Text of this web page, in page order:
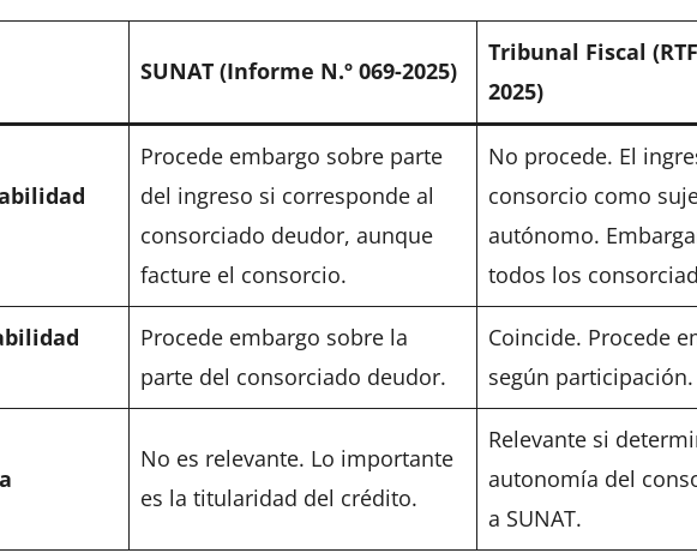
SUNAT (Informe N.º 069-2025)
Tribunal Fiscal
2025)
Procede embargo sobre parte
del ingreso si corresponde al
consorciado deudor, aunque
facture el consorcio.
No procede. El
consorcio como
autónomo.
todos los
Procede embargo sobre la
parte del consorciado deudor.
Coincide. Procede
según participación.
No es relevante. Lo importante
es la titularidad del crédito.
Relevante si
autonomía del
a SUNAT.